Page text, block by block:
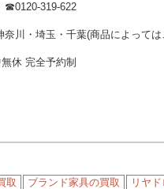
☎︎0120-319-622
奈川・埼玉・千葉(商品によって
休 完全予約制
取 ブランド家具の買取 リヤ